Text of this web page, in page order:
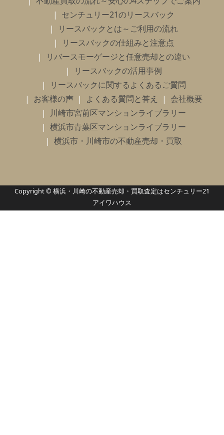
センチュリー21のリースバック
リースバックとは～ご利用の流れ
リースバックの仕組みと注意点
リバースモーゲージと任意売却との違い
リースバックの活用事例
リースバックに関するよくあるご質問
お客様の声
よくある質問と答え
会社概要
川崎市宮前区マンションライブラリー
横浜市青葉区マンションライブラリー
横浜市・川崎市の不動産売却・買取
Copyright © 横浜・川崎の不動産売却・買取査定はセンチュリー21
アイワハウス